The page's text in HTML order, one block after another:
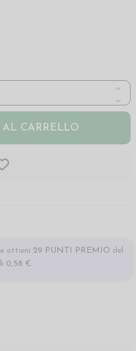
CARRELLO
ottieni 29 PUNTI PREMIO del
0,58 €